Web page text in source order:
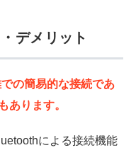
デメリット
の簡易的な接続であ
あります。
による接続機能